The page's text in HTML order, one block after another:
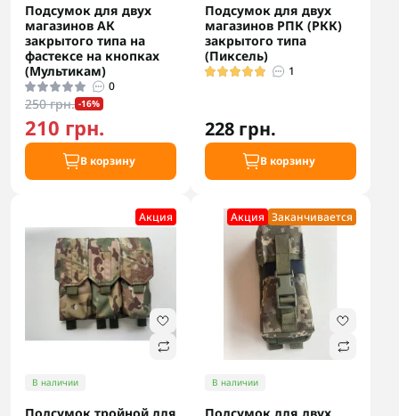
Подсумок для двух
магазинов АК
закрытого типа на
фастексе на кнопках
(Мультикам)
0
250 грн. -16%
210 грн.
В корзину
Подсумок для двух
магазинов РПК (РКК)
закрытого типа
(Пиксель)
1
228 грн.
В корзину
Акция
В наличии
Акция Заканчивается
В наличии